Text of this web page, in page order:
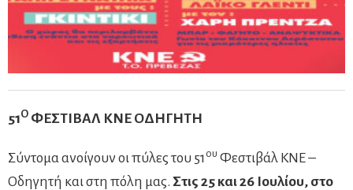
51Ο ΦΕΣΤΙΒΑΛ ΚΝΕ ΟΔΗΓΗΤΗ
Σύντομα ανοίγουν οι πύλες του 51 ου Φεστιβάλ ΚΝΕ –
Οδηγητή και στη πόλη μας. Στις 25 και 26 Ιουλίου, στο